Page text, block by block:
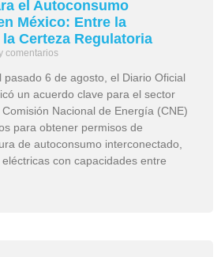
el Autoconsumo
México: Entre la
Certeza Regulatoria
comentarios
pasado 6 de agosto, el Diario Oficial
un acuerdo clave para el sector
Nacional de Energía (CNE)
para obtener permisos de
de autoconsumo interconectado,
con capacidades entre